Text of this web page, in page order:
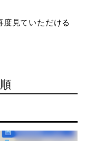
度見ていただける